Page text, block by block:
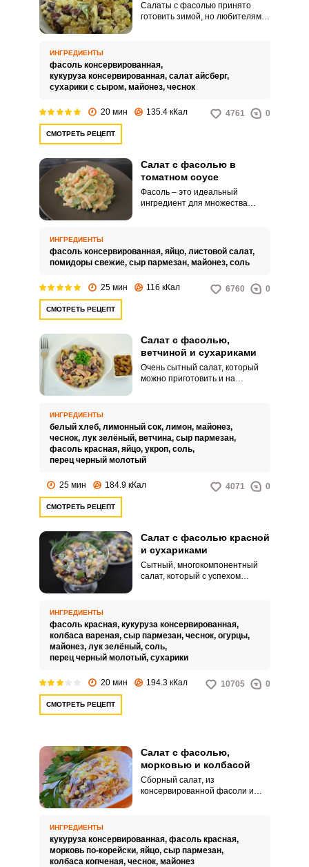
Салаты с фасолью принято
готовить зимой, но любителям
не только к особенно полезным,
но также очень сытным блюдам.
ИНГРЕДИЕНТЫ
фасоль консервированная,
кукуруза консервированная, салат айсберг,
сухарики с сыром, майонез, чеснок
20 мин 135.4 кКал 4761 0
СМОТРЕТЬ РЕЦЕПТ
Салат с фасолью в
томатном соусе
Фасоль – это идеальный
ингредиент для множества
аппетитное блюдо, но и
сэкономить время.
ИНГРЕДИЕНТЫ
фасоль консервированная, яйцо, листовой салат,
помидоры свежие, сыр пармезан, майонез, соль
25 мин 116 кКал 6760 0
СМОТРЕТЬ РЕЦЕПТ
Салат с фасолью,
ветчиной и сухариками
Очень сытный салат, который
можно приготовить и на
предварительно слегка
обжарить на сковородке со
сливочным маслом.
ИНГРЕДИЕНТЫ
белый хлеб, лимонный сок, лимон, майонез,
чеснок, лук зелёный, ветчина, сыр пармезан,
фасоль красная, яйцо, укроп, соль,
перец черный молотый
25 мин 184.9 кКал 4071 0
СМОТРЕТЬ РЕЦЕПТ
Салат с фасолью красной
и сухариками
Сытный, многокомпонентный
салат, который с успехом
немного остроты и пикантности.
ИНГРЕДИЕНТЫ
фасоль красная, кукуруза консервированная,
колбаса вареная, сыр пармезан, чеснок, огурцы,
майонез, лук зелёный, соль,
перец черный молотый, сухарики
20 мин 194.3 кКал 10705 0
СМОТРЕТЬ РЕЦЕПТ
Салат с фасолью,
морковью и колбасой
Сборный салат, из
консервированной фасоли и
Получается достаточно остро
из-за приправ в маринаде
моркови и из-за чеснока.
ИНГРЕДИЕНТЫ
кукуруза консервированная, фасоль красная,
морковь по-корейски, яйцо, сыр пармезан,
колбаса копченая, чеснок, майонез